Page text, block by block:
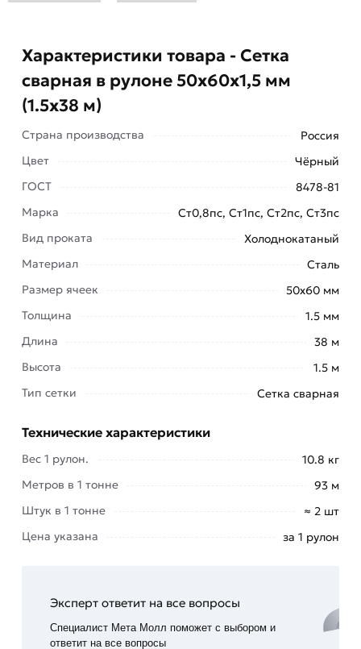
обладает максимальной гибкостью. Он
небольшого сечения, поэтому достаточной для
противостояния внушительным внешним
нагрузкам механической прочности у него нет.
Сетка сварная проволочная отлично подойдет
сетка - это один из распространенных видов. Ее
удобно использовать для строительства
заборов, т.к. она легко монтируется на столбы.
Характеристики товара - Сетка
сварная в рулоне 50х60х1,5 мм
(1.5х38 м)
Страна производства
Россия
Цвет
Чёрный
ГОСТ
8478-81
Марка
Ст0,8пс, Ст1пс, Ст2пс, Ст3пс
Вид проката
Холоднокатаный
Материал
Сталь
Размер ячеек
50х60 мм
Толщина
1.5 мм
Длина
38 м
Высота
1.5 м
Тип сетки
Сетка сварная
Технические характеристики
Вес 1 рулон.
10.8 кг
Метров в 1 тонне
93 м
Штук в 1 тонне
≈ 2 шт
Цена указана
за 1 рулон
Эксперт ответит на все вопросы
Специалист Мета Молл поможет с выбором и
ответит на все вопросы